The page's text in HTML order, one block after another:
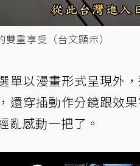
重享受（台文顯示）
單以漫畫形式呈現外
還穿插動作分鏡跟效
亂感動一把了。